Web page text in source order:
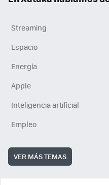
Streaming
Espacio
Energía
Apple
Inteligencia artificial
Empleo
VER MÁS TEMAS